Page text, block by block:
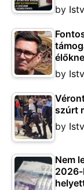
by
by
szúrt
by
Nem
2026-